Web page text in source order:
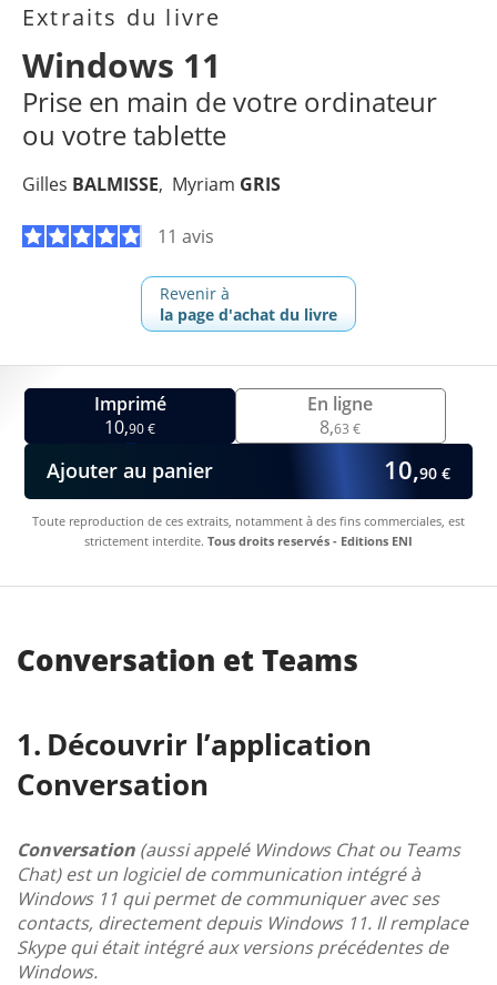
Extraits du livre
Windows 11
Prise en main de votre ordinateur
ou votre tablette
Gilles BALMISSE Myriam GRIS
11 avis
Revenir à
la page d'achat du livre
Imprimé
10,90 €
En ligne
8,63 €
Ajouter au panier 10,90 €
Toute reproduction de ces extraits, notamment à des fins commerciales, est
strictement interdite. Tous droits reservés - Editions ENI
Conversation et Teams
Découvrir l’application
Conversation
Conversation (aussi appelé Windows Chat ou Teams
Chat) est un logiciel de communication intégré à
Windows 11 qui permet de communiquer avec ses
contacts, directement depuis Windows 11. Il remplace
Skype qui était intégré aux versions précédentes de
Windows.